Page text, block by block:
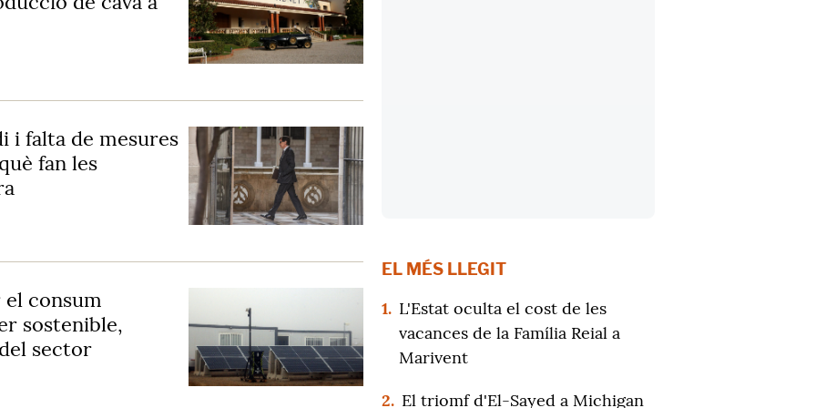
i falta de mesures
fan les
consum
sostenible,
sector
EL MÉS LLEGIT
1. L'Estat oculta el cost de les
vacances de la Família Reial a
Marivent
2. El triomf d'El-Sayed a Michigan